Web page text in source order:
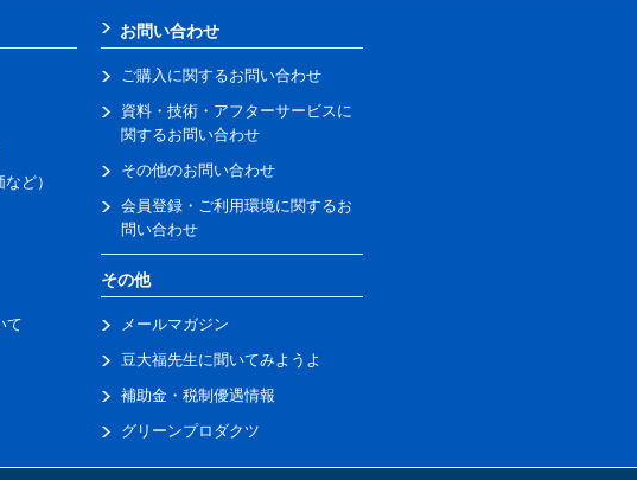
ど）
て
お問い合わせ
ご購入に関するお問い合わせ
資料・技術・アフターサービスに
関するお問い合わせ
その他のお問い合わせ
会員登録・ご利用環境に関するお
問い合わせ
その他
メールマガジン
豆大福先生に聞いてみようよ
補助金・税制優遇情報
グリーンプロダクツ